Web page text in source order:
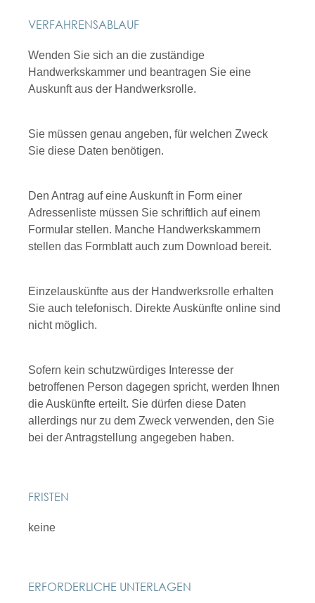
VERFAHRENSABLAUF
Wenden Sie sich an die zuständige
Handwerkskammer und beantragen Sie eine
Auskunft aus der Handwerksrolle.
Sie müssen genau angeben, für welchen Zweck
Sie diese Daten benötigen.
Den Antrag auf eine Auskunft in Form einer
Adressenliste müssen Sie schriftlich auf einem
Formular stellen. Manche Handwerkskammern
stellen das Formblatt auch zum Download bereit.
Einzelauskünfte aus der Handwerksrolle erhalten
Sie auch telefonisch. Direkte Auskünfte online sind
nicht möglich.
Sofern kein schutzwürdiges Interesse der
betroffenen Person dagegen spricht, werden Ihnen
die Auskünfte erteilt. Sie dürfen diese Daten
allerdings nur zu dem Zweck verwenden, den Sie
bei der Antragstellung angegeben haben.
FRISTEN
keine
ERFORDERLICHE UNTERLAGEN